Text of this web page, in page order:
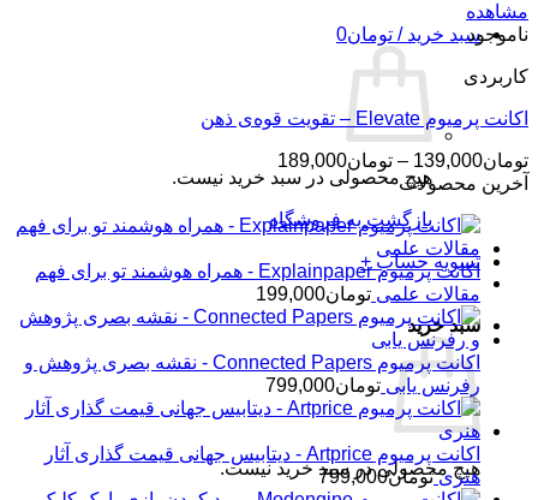
سبد خرید / تومان0
هیچ محصولی در سبد خرید نیست.
بازگشت به فروشگاه
تسویه حساب +
سبد خرید
هیچ محصولی در سبد خرید نیست.
مشاهده
ناموجود
کاربردی
اکانت پرمیوم Elevate – تقویت قوه‌ی ذهن
تومان139,000
– تومان189,000
قیمت:
تا
آخرین محصولات
اکانت پرمیوم Explainpaper - همراه هوشمند تو برای فهم
مقالات علمی تومان199,000
اکانت پرمیوم Connected Papers - نقشه بصری پژوهش و
رفرنس یابی تومان799,000
اکانت پرمیوم Artprice - دیتابیس جهانی قیمت ‌گذاری آثار
هنری تومان799,000